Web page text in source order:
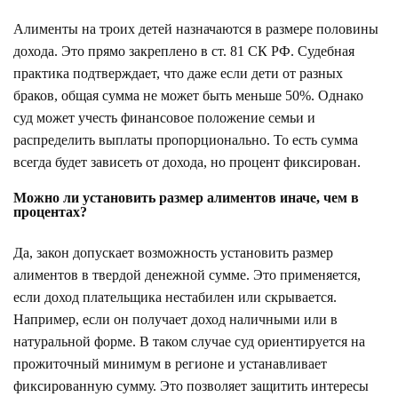
Алименты на троих детей назначаются в размере половины
дохода. Это прямо закреплено в ст. 81 СК РФ. Судебная
практика подтверждает, что даже если дети от разных
браков, общая сумма не может быть меньше 50%. Однако
суд может учесть финансовое положение семьи и
распределить выплаты пропорционально. То есть сумма
всегда будет зависеть от дохода, но процент фиксирован.
Можно ли установить размер алиментов иначе, чем в
процентах?
Да, закон допускает возможность установить размер
алиментов в твердой денежной сумме. Это применяется,
если доход плательщика нестабилен или скрывается.
Например, если он получает доход наличными или в
натуральной форме. В таком случае суд ориентируется на
прожиточный минимум в регионе и устанавливает
фиксированную сумму. Это позволяет защитить интересы